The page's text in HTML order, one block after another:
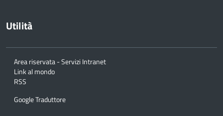
Utilità
Area riservata - Servizi Intranet
Link al mondo
RSS
Google Traduttore